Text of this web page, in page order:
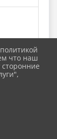
ичто наш